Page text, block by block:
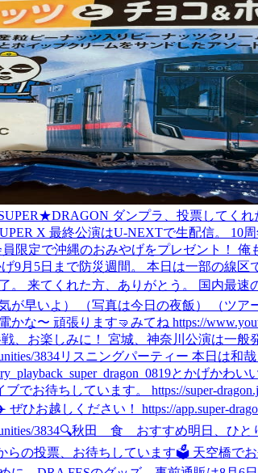
SUPER★DRAGON ダンプラ、投票してく
X 最終公演はU-NEXTで生配信。 10周
限定で沖縄のおみやげをプレゼント！ 俺
9月5日まで防災週間。 本日は一部の線区
。 来てくれた方、ありがとう。 国内最
が早いよ） （写真は今日の夜飯） （ツア
かな〜 頑張ります🤜 みてね https://
、お楽しみに！ 宮城、神奈川公演は一般発
3834リスニングパーティー 本日は和
とかげかわい
でお待ちしています。 https://super-
ひお越しください！ https://app.super-
3834🔍秋田 食 おすすめ明日、ひと
らの投票、お待ちしています🗳️ 天空橋でお